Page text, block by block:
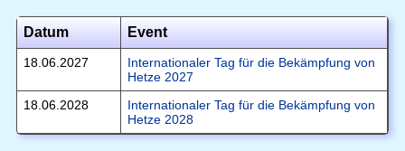
Datum Event
18.06.2027
Internationaler Tag für die Bekämpfung von
Hetze 2027
18.06.2028
Internationaler Tag für die Bekämpfung von
Hetze 2028